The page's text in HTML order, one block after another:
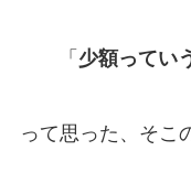
「 少額ってい
って思った、そこ